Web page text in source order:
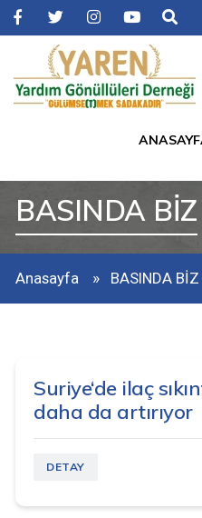
BASINDA BİZ
Anasayfa BASINDA BİZ
Suriye‘de ilaç
daha da artırıyor
DETAY